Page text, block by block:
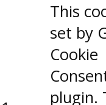
This
set by
Cookie
plugin.